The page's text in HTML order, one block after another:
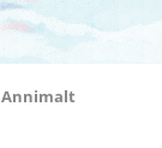
Annimalt